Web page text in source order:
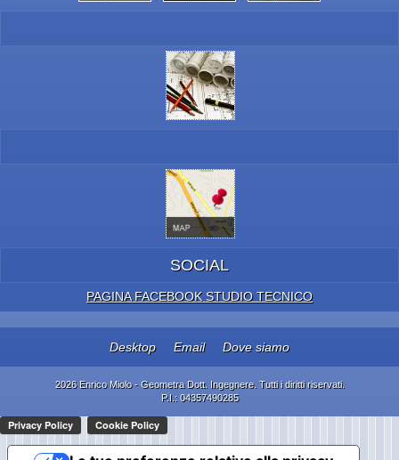
SOCIAL
PAGINA FACEBOOK STUDIO TECNICO
Desktop Email Dove siamo
2026 Enrico Miolo - Geometra Dott. Ingegnere. Tutti i diritti riservati.
P.I.: 04357490285